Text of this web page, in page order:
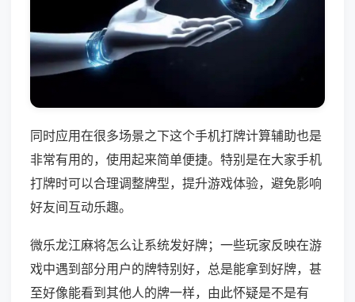
同时应用在很多场景之下这个手机打牌计算辅助也是
非常有用的，使用起来简单便捷。特别是在大家手机
打牌时可以合理调整牌型，提升游戏体验，避免影响
好友间互动乐趣。
微乐龙江麻将怎么让系统发好牌；一些玩家反映在游
戏中遇到部分用户的牌特别好，总是能拿到好牌，甚
至好像能看到其他人的牌一样，由此怀疑是不是有